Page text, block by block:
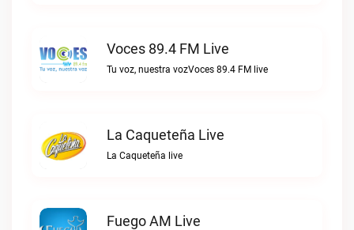
Voces 89.4 FM Live
Tu voz, nuestra vozVoces 89.4 FM live
La Caqueteña Live
La Caqueteña live
Fuego AM Live